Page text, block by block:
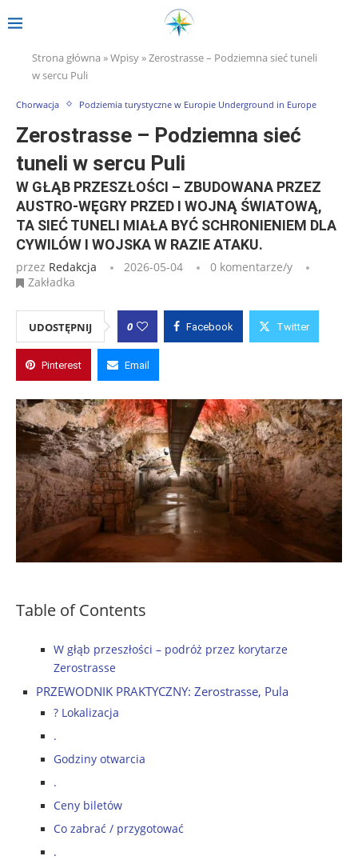
Strona główna »Wpisy»Zerostrasse – Podziemna sieć tuneli
w sercu Puli
Chorwacja Podziemia turystyczne w Europie Underground in Europe
Zerostrasse – Podziemna sieć
tuneli w sercu Puli
W GŁĄB PRZESZŁOŚCI – ZBUDOWANA PRZEZ
AUSTRO-WĘGRY PRZED I WOJNĄ ŚWIATOWĄ,
TA SIEĆ TUNELI MIAŁA BYĆ SCHRONIENIEM DLA
CYWILÓW I WOJSKA W RAZIE ATAKU.
przez Redakcja 2026-05-04
0 komentarze/y
Zakładka
UDOSTĘPNIJ 0 Facebook Twitter
Pinterest Email
Table of Contents
W głąb przeszłości – podróż przez korytarze
Zerostrasse
PRZEWODNIK PRAKTYCZNY: Zerostrasse, Pula
? Lokalizacja
.
Godziny otwarcia
.
Ceny biletów
Co zabrać / przygotować
.